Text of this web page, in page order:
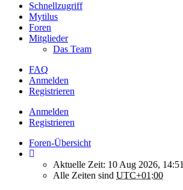
Schnellzugriff
Mytilus
Foren
Mitglieder
Das Team
FAQ
Anmelden
Registrieren
Anmelden
Registrieren
Foren-Übersicht
Aktuelle Zeit: 10 Aug 2026, 14:51
Alle Zeiten sind UTC+01:00